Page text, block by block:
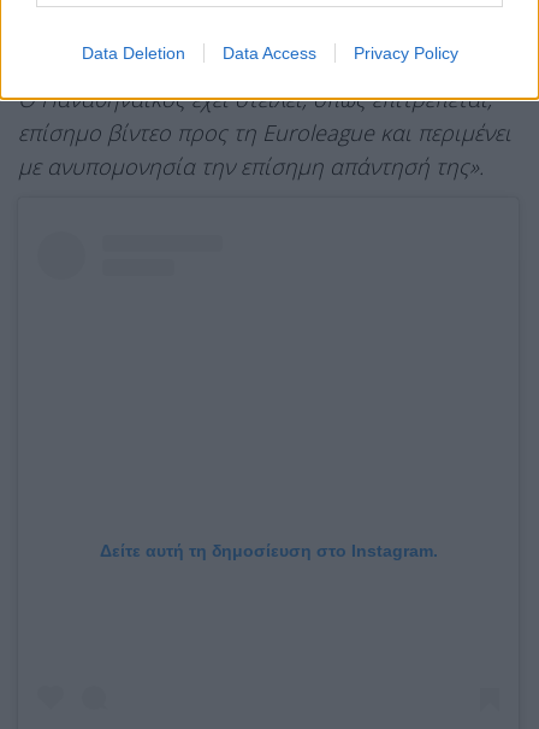
Data Deletion Data Access Privacy Policy
εκπαιδεύουμε τους φιλάθλους μας, ώστε να
διορθώνονται όταν κάνουν λάθος ή είναι άδικοι.
Ο Παναθηναϊκός έχει στείλει, όπως επιτρέπεται,
επίσημο βίντεο προς τη Euroleague και περιμένει
με ανυπομονησία την επίσημη απάντησή της».
Δείτε αυτή τη δημοσίευση στο Instagram.